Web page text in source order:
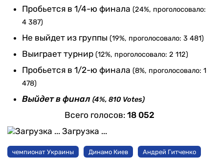
Пробьется в 1/4-ю финала (24%, проголосовало:
4 387)
Не выйдет из группы (19%, проголосовало: 3 481)
Выиграет турнир (12%, проголосовало: 2 112)
Пробьется в 1/2-ю финала (8%, проголосовало: 1
478)
Выйдет в финал (4%, 810 Votes)
Всего голосов: 18 052
Загрузка ...
чемпионат Украины Динамо Киев Андрей Гитченко